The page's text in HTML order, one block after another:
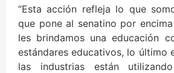
“Esta acción refleja lo que
que pone al senatino por
les brindamos una educación
estándares educativos, lo último
las industrias están